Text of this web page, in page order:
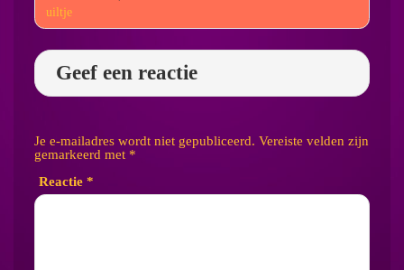
uiltje
Geef een reactie
Je e-mailadres wordt niet gepubliceerd. Vereiste velden zijn
gemarkeerd met *
Reactie *